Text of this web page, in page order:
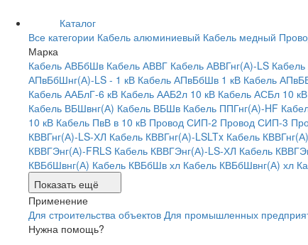
Каталог
Все категории Кабель алюминиевый Кабель медный
Марка
Кабель АВБбШв Кабель АВВГ Кабель АВВГнг(А)-LS
АПвБбШнг(А)-LS - 1 кВ Кабель АПвБбШв 1 кВ Кабель
Кабель ААБлГ-6 кВ Кабель ААБ2л 10 кВ Кабель АСБл 10 кВ
Кабель ВБШвнг(А) Кабель ВБШв Кабель ППГнг(А)-HF
10 кВ Кабель ПвВ в 10 кВ Провод СИП-2 Провод СИП-3
КВВГнг(А)-LS-ХЛ Кабель КВВГнг(А)-LSLTx Кабель
КВВГЭнг(А)-FRLS Кабель КВВГЭнг(А)-LS-ХЛ Кабель
КВБбШвнг(А) Кабель КВБбШв хл Кабель КВБбШвнг(А) хл
Показать ещё
Применение
Для строительства объектов Для промышленных
Нужна помощь?